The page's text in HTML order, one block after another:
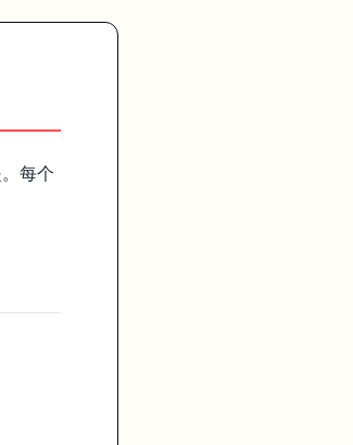
能调整。
大的人。
续”去理解。
每个